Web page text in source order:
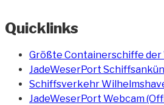
Quicklinks
Größte Containerschiffe der
JadeWeserPort
Schiffsverkehr
JadeWeserPort Webcam